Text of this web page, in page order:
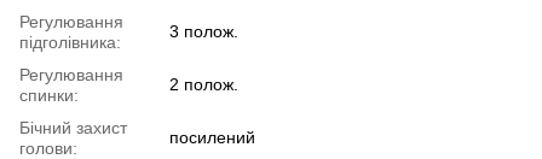
Регулювання
підголівника:
3 полож.
Регулювання
спинки:
2 полож.
Бічний захист
голови:
посилений